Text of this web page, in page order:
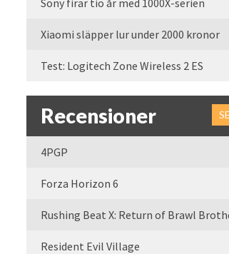
Sony firar tio år med 1000X-serien
Xiaomi släpper lur under 2000 kronor
Test: Logitech Zone Wireless 2 ES
Recensioner
4PGP
Forza Horizon 6
Rushing Beat X: Return of Brawl
Resident Evil Village